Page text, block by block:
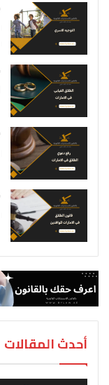
أحدث المقالات